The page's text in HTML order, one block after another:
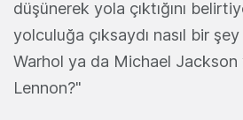
düşünerek yola çıktığını
yolculuğa çıksaydı nasıl bir
Warhol ya da Michael Jackson
Lennon?"